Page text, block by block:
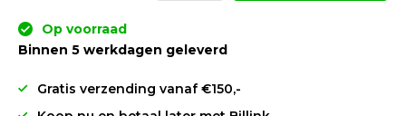
Op voorraad
Binnen 5 werkdagen geleverd
Gratis verzending vanaf €150,-